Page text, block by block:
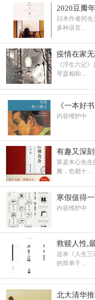
2020豆瓣
日本作者冈仓
多种语言...
疫情在家
《浮生六记
琴瑟相和...
《一本好
内容维护中
有趣又深
算是木心先生
雅，也都十...
寒假值得
内容维护中
救赎人性,
这本《人生三
的简单干...
北大清华